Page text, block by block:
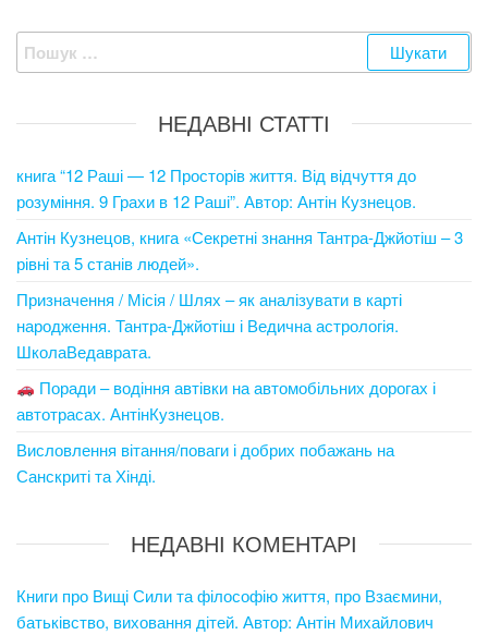
Пошук:
НЕДАВНІ СТАТТІ
книга “12 Раші — 12 Просторів життя. Від відчуття до
розуміння. 9 Грахи в 12 Раші”. Автор: Антін Кузнецов.
Антін Кузнецов, книга «Секретні знання Тантра-Джйотіш – 3
рівні та 5 станів людей».
Призначення / Місія / Шлях – як аналізувати в карті
народження. Тантра-Джйотіш і Ведична астрологія.
ШколаВедаврата.
Поради – водіння автівки на автомобільних дорогах і
автотрасах. АнтінКузнецов.
Висловлення вітання/поваги і добрих побажань на
Санскриті та Хінді.
НЕДАВНІ КОМЕНТАРІ
Книги про Вищі Сили та філософію життя, про Взаємини,
батьківство, виховання дітей. Автор: Антін Михайлович